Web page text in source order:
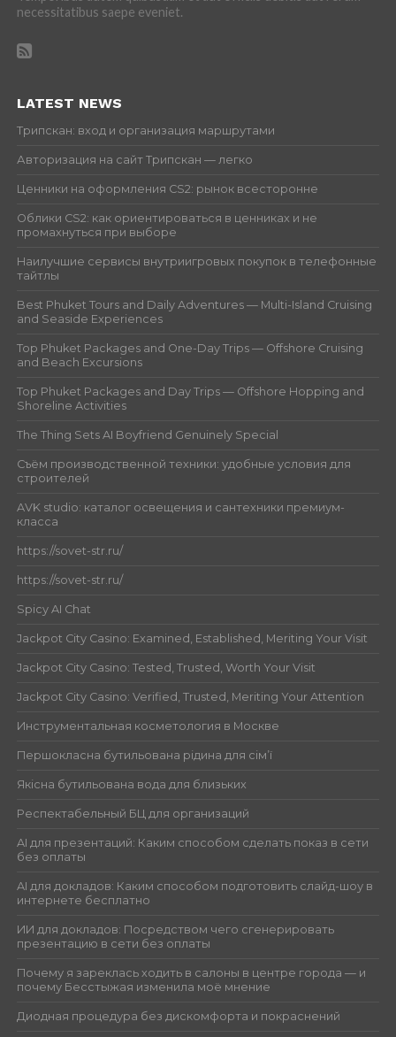
necessitatibus saepe eveniet.
LATEST NEWS
Трипскан: вход и организация маршрутами
Авторизация на сайт Трипскан — легко
Ценники на оформления CS2: рынок всесторонне
Облики CS2: как ориентироваться в ценниках и не
промахнуться при выборе
Наилучшие сервисы внутриигровых покупок в телефонные
тайтлы
Best Phuket Tours and Daily Adventures — Multi-Island Cruising
and Seaside Experiences
Top Phuket Packages and One-Day Trips — Offshore Cruising
and Beach Excursions
Top Phuket Packages and Day Trips — Offshore Hopping and
Shoreline Activities
The Thing Sets AI Boyfriend Genuinely Special
Съём производственной техники: удобные условия для
строителей
AVK studio: каталог освещения и сантехники премиум-
класса
https://sovet-str.ru/
https://sovet-str.ru/
Spicy AI Chat
Jackpot City Casino: Examined, Established, Meriting Your Visit
Jackpot City Casino: Tested, Trusted, Worth Your Visit
Jackpot City Casino: Verified, Trusted, Meriting Your Attention
Инструментальная косметология в Москве
Першокласна бутильована рідина для сім’ї
Якісна бутильована вода для близьких
Респектабельный БЦ для организаций
AI для презентаций: Каким способом сделать показ в сети
без оплаты
AI для докладов: Каким способом подготовить слайд-шоу в
интернете бесплатно
ИИ для докладов: Посредством чего сгенерировать
презентацию в сети без оплаты
Почему я зареклась ходить в салоны в центре города — и
почему Бесстыжая изменила моё мнение
Диодная процедура без дискомфорта и покраснений